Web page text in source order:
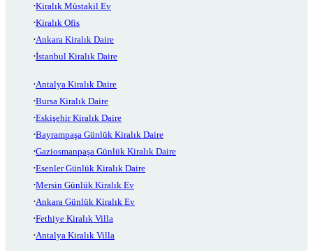
Kiralık Müstakil Ev
Kiralık Ofis
Ankara Kiralık Daire
İstanbul Kiralık Daire
Antalya Kiralık Daire
Bursa Kiralık Daire
Eskişehir Kiralık Daire
Bayrampaşa Günlük Kiralık Daire
Gaziosmanpaşa Günlük Kiralık Daire
Esenler Günlük Kiralık Daire
Mersin Günlük Kiralık Ev
Ankara Günlük Kiralık Ev
Fethiye Kiralık Villa
Antalya Kiralık Villa